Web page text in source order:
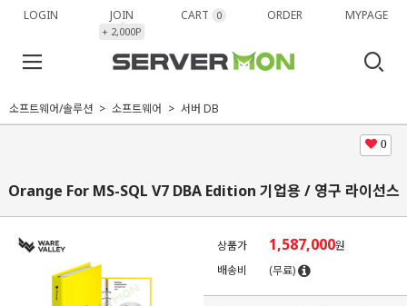
LOGIN JOIN
+ 2,000P
CART 0 ORDER MYPAGE
소프트웨어/솔루션 소프트웨어 서버 DB
0
Orange For MS-SQL V7 DBA Edition 기업용 / 영구 라이선스
상품가 1,587,000원
배송비
(무료)